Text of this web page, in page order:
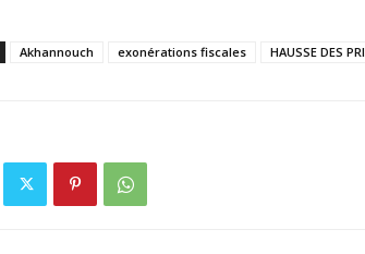
Akhannouch exonérations fiscales HAUSSE DES